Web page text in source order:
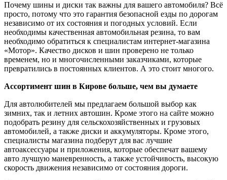
Почему шины и диски так важны для вашего автомобиля? Всё
просто, потому что это гарантия безопасной езды по дорогам
независимо от их состояния и погодных условий. Если
необходимы качественная автомобильная резина, то вам
необходимо обратиться к специалистам интернет-магазина
«Мотор». Качество дисков и шин проверено не только
временем, но и многочисленными заказчиками, которые
превратились в постоянных клиентов. А это стоит многого.
Ассортимент шин в Кирове больше, чем вы думаете
Для автолюбителей мы предлагаем большой выбор как
зимних, так и летних автошин. Кроме этого на сайте можно
подобрать резину для сельскохозяйственных и грузовых
автомобилей, а также диски и аккумуляторы. Кроме этого,
специалисты магазина подберут для вас лучшие
автоаксессуары и приложения, которые обеспечат вашему
авто лучшую маневренность, а также устойчивость, высокую
скорость движения независимо от состояния дороги.